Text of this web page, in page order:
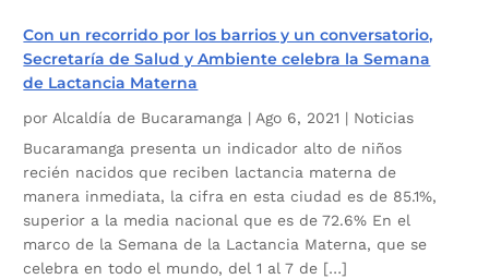
Con un recorrido por los barrios y un conversatorio,
Secretaría de Salud y Ambiente celebra la Semana
de Lactancia Materna
porAlcaldía de Bucaramanga |Ago 6, 2021 | Noticias
Bucaramanga presenta un indicador alto de niños
recién nacidos que reciben lactancia materna de
manera inmediata, la cifra en esta ciudad es de 85.1%,
superior a la media nacional que es de 72.6% En el
marco de la Semana de la Lactancia Materna, que se
celebra en todo el mundo, del 1 al 7 de […]